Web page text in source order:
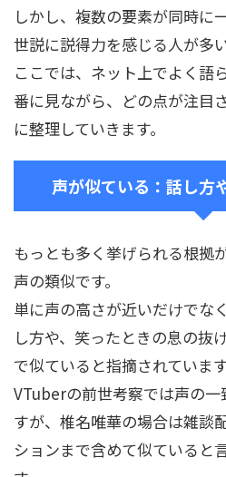
しかし、複数の要素が同時に
世説に説得力を感じる人が多
ここでは、ネット上でよく語
番に見ながら、どの点が注目
に整理していきます。
声が似ている：話し方
もっとも多く挙げられる根拠
声の類似です。
単に声の高さが近いだけでな
し方や、笑ったときの息の抜
で似ていると指摘されています
VTuberの前世考察では声の
すが、椎名唯華の場合は雑談
ションまで含めて似ていると